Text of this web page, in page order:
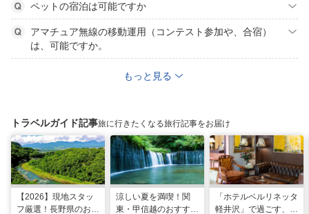
ペットの宿泊は可能ですか
アマチュア無線の移動運用（コンテスト参加や、合宿）
は、可能ですか。
もっと見る
トラベルガイド記事旅に行きたくなる旅行記事をお届け
【2026】現地スタッ
フ厳選！長野県のおす
涼しい夏を満喫！関
東・甲信越のおすすめ
「ホテルベルリネッタ
軽井沢」で過ごす、ア